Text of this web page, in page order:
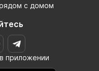
с домом
приложении